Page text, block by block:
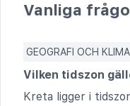
Vanliga
GEOGRAFI OCH
Vilken tidszon
Kreta ligger i